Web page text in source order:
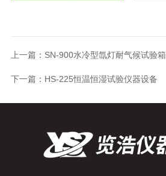
上一篇： SN-900水冷型氙灯耐气候试验箱
下一篇： HS-225恒温恒湿试验仪器设备